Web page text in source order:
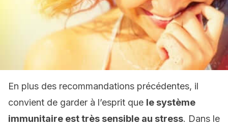
En plus des recommandations précédentes, il
convient de garder à l’esprit que le système
immunitaire est très sensible au stress. Dans le